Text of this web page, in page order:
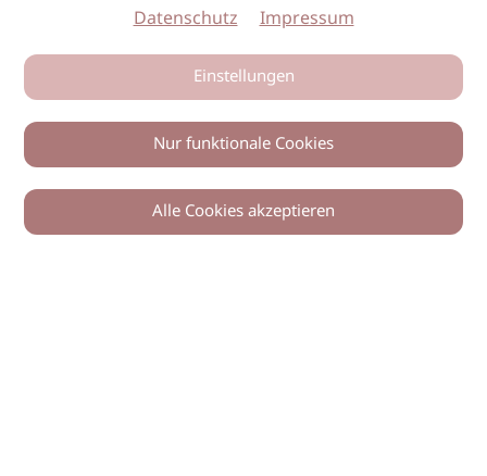
0
Datenschutz Impressum
Einstellungen
Nur funktionale Cookies
Alle Cookies akzeptieren